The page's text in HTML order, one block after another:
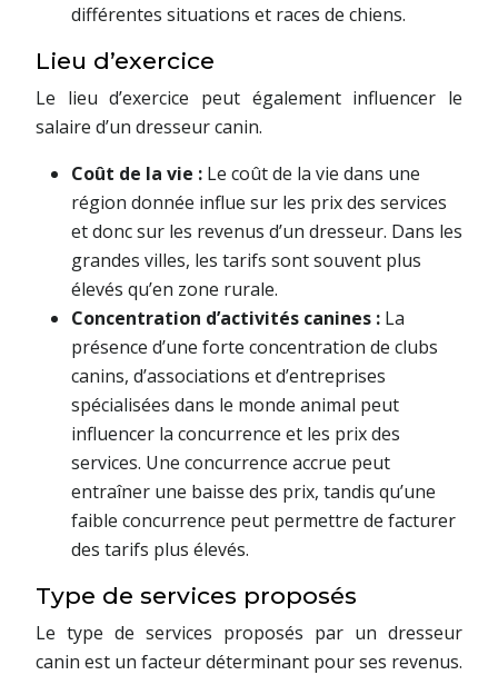
différentes situations et races de chiens.
Lieu d’exercice
Le lieu d’exercice peut également influencer le
salaire d’un dresseur canin.
Coût de la vie : Le coût de la vie dans une
région donnée influe sur les prix des services
et donc sur les revenus d’un dresseur. Dans les
grandes villes, les tarifs sont souvent plus
élevés qu’en zone rurale.
Concentration d’activités canines : La
présence d’une forte concentration de clubs
canins, d’associations et d’entreprises
spécialisées dans le monde animal peut
influencer la concurrence et les prix des
services. Une concurrence accrue peut
entraîner une baisse des prix, tandis qu’une
faible concurrence peut permettre de facturer
des tarifs plus élevés.
Type de services proposés
Le type de services proposés par un dresseur
canin est un facteur déterminant pour ses revenus.